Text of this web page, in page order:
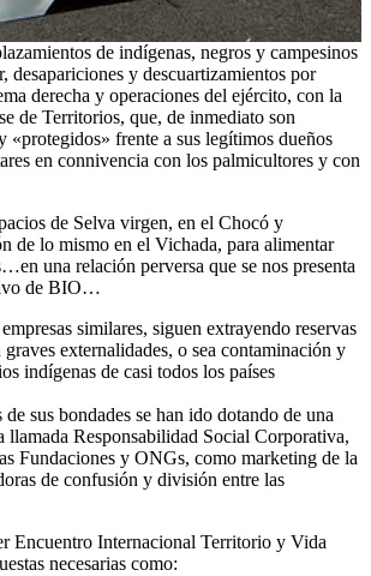
de indígenas, negros y campesinos
desapariciones y descuartizamientos por
derecha y operaciones del ejército, con la
de Territorios, que, de inmediato son
«protegidos» frente a sus legítimos dueños
en connivencia con los palmicultores y con
de Selva virgen, en el Chocó y
de lo mismo en el Vichada, para alimentar
una relación perversa que se nos presenta
de BIO…
similares, siguen extrayendo reservas
externalidades, o sea contaminación y
indígenas de casi todos los países
sus bondades se han ido dotando de una
llamada Responsabilidad Social Corporativa,
Fundaciones y ONGs, como marketing de la
de confusión y división entre las
Encuentro Internacional Territorio y Vida
necesarias como: